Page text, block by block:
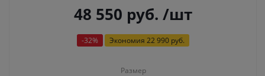
48 550 руб. /шт
-32% Экономия 22 990 руб.
Размер